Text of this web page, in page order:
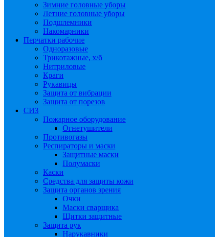
Зимние головные уборы
Летние головные уборы
Подшлемники
Накомарники
Перчатки рабочие
Одноразовые
Трикотажные, х/б
Нитриловые
Краги
Рукавицы
Защита от вибрации
Защита от порезов
СИЗ
Пожарное оборудование
Огнетушители
Противогазы
Респираторы и маски
Защитные маски
Полумаски
Каски
Средства для защиты кожи
Защита органов зрения
Очки
Маски сварщика
Щитки защитные
Защита рук
Нарукавники